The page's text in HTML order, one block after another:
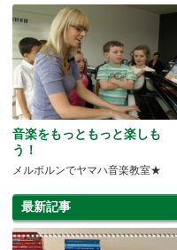
音楽をもっともっと楽しも
う！
メルボルンでヤマハ音楽教室★
最新記事